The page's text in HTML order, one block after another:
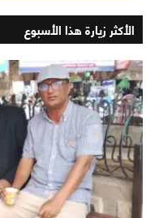
الأكثر زيارة هذا الأسبوع